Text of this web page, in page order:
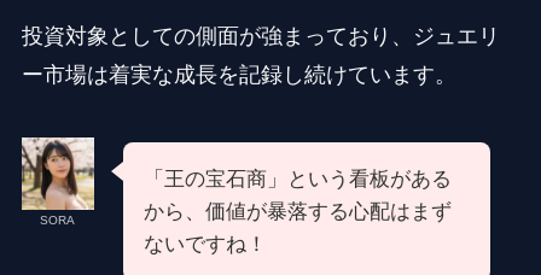
投資対象としての側面が強まっており、ジュエリ
ー市場は着実な成長を記録し続けています。
SORA
「王の宝石商」という看板がある
から、価値が暴落する心配はまず
ないですね！